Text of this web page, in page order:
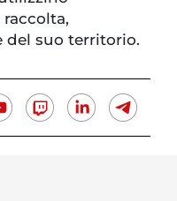
del suo territorio.